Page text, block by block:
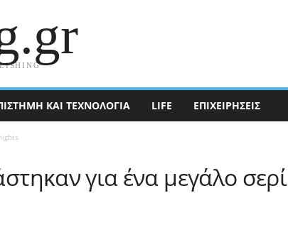
ΚΑΙ ΤΕΧΝΟΛΟΓΊΑ LIFE ΕΠΙΧΕΙΡΉΣΕΙΣ
για ένα μεγάλο σερί